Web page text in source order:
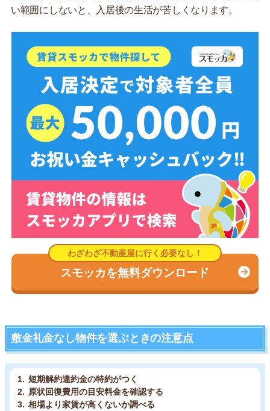
い範囲にしないと、入居後の生活が苦しくなります。
スモッカを無料ダウンロード
敷金礼金なし物件を選ぶときの注意点
短期解約違約金の特約がつく
原状回復費用の目安料金を確認する
相場より家賃が高くないか調べる